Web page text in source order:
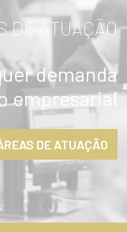
DE ATUAÇÃO
demanda
empresarial
DE ATUAÇÃO